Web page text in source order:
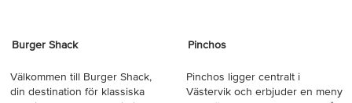
Burger Shack
Välkommen till Burger Shack,
din destination för klassiska
Pinchos
Pinchos ligger centralt i
Västervik och erbjuder en meny